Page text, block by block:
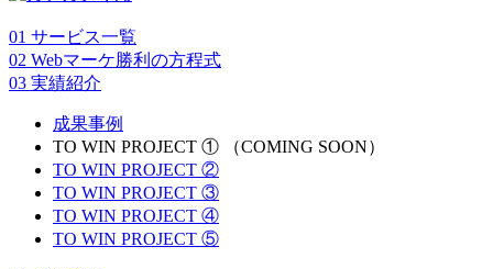
01 サービス一覧
02 Webマーケ勝利の方程式
03 実績紹介
成果事例
TO WIN PROJECT ① （COMING SOON）
TO WIN PROJECT ②
TO WIN PROJECT ③
TO WIN PROJECT ④
TO WIN PROJECT ⑤